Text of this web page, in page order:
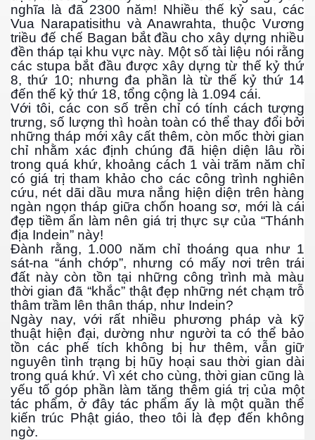
nghĩa là đã 2300 năm! Nhiều thế kỷ sau, các
Vua Narapatisithu và Anawrahta, thuộc Vương
triều đế chế Bagan bắt đầu cho xây dựng nhiều
đền tháp tại khu vực này. Một số tài liệu nói rằng
các stupa bắt đầu được xây dựng từ thế kỷ thứ
8, thứ 10; nhưng đa phần là từ thế kỷ thứ 14
đến thế kỷ thứ 18, tổng cộng là 1.094 cái.
Với tôi, các con số trên chỉ có tính cách tượng
trưng, số lượng thì hoàn toàn có thể thay đổi bởi
những tháp mới xây cất thêm, còn mốc thời gian
chỉ nhằm xác định chúng đã hiện diện lâu rồi
trong quá khứ, khoảng cách 1 vài trăm năm chỉ
có giá trị tham khảo cho các công trình nghiên
cứu, nét dãi dầu mưa nắng hiện diện trên hàng
ngàn ngọn tháp giữa chốn hoang sơ, mới là cái
đẹp tiềm ẩn làm nên giá trị thực sự của “Thánh
địa Indein” này!
Đành rằng, 1.000 năm chỉ thoáng qua như 1
sát-na “ánh chớp”, nhưng có mấy nơi trên trái
đất này còn tồn tại những công trình mà màu
thời gian đã “khắc” thật đẹp những nét chạm trỗ
thâm trầm lên thân tháp, như Indein?
Ngày nay, với rất nhiều phương pháp và kỹ
thuật hiện đại, dường như người ta có thể bảo
tồn các phế tích không bị hư thêm, vẫn giữ
nguyên tình trạng bị hũy hoại sau thời gian dài
trong quá khứ. Vì xét cho cùng, thời gian cũng là
yếu tố góp phần làm tăng thêm giá trị của một
tác phẩm, ở đây tác phẩm ấy là một quần thể
kiến trúc Phật giáo, theo tôi là đẹp đến không
ngờ.
qua đời
núp